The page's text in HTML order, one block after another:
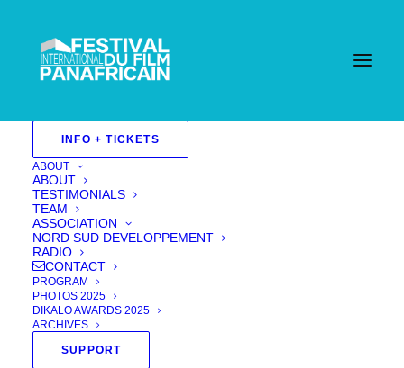
INFO + TICKETS
ABOUT
ABOUT
TESTIMONIALS
TEAM
ASSOCIATION
NORD SUD DEVELOPPEMENT
RADIO
CONTACT
PROGRAM
PHOTOS 2025
DIKALO AWARDS 2025
ARCHIVES
SUPPORT